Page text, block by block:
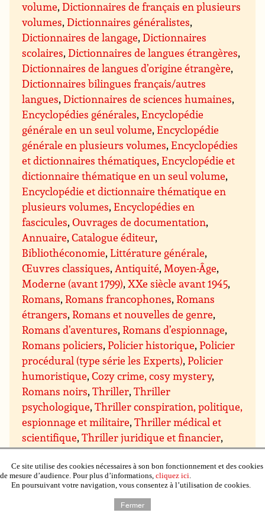
volume,Dictionnaires de français en plusieurs
volumes,Dictionnaires généralistes,
Dictionnaires de langage,Dictionnaires
scolaires,Dictionnaires de langues étrangères,
Dictionnaires de langues d’origine étrangère,
Dictionnaires bilingues français/autres
langues,Dictionnaires de sciences humaines,
Encyclopédies générales,Encyclopédie
générale en un seul volume,Encyclopédie
générale en plusieurs volumes,Encyclopédies
et dictionnaires thématiques,Encyclopédie et
dictionnaire thématique en un seul volume,
Encyclopédie et dictionnaire thématique en
plusieurs volumes,Encyclopédies en
fascicules,Ouvrages de documentation,
Annuaire,Catalogue éditeur,
Bibliothéconomie,Littérature générale,
Œuvres classiques, Antiquité, Moyen-Âge,
Moderne (avant 1799),XXe siècle avant 1945,
Romans,Romans francophones,Romans
étrangers,Romans et nouvelles de genre,
Romans d’aventures,Romans d’espionnage,
Romans policiers,Policier historique,Policier
procédural (type série les Experts),Policier
humoristique,Cozy crime, cosy mystery,
Romans noirs,Thriller,Thriller
psychologique,Thriller conspiration, politique,
espionnage et militaire,Thriller médical et
scientifique,Thriller juridique et financier,
Thriller ésotérique,Romans d’amour, romans
sentimentaux,Sentimental contemporain,
Sentimental suspens,Sentimental historique,
Sentimental paranormal, bit-lit
Ce site utilise des cookies nécessaires à son bon fonctionnement et des cookies
de mesure d’audience. Pour plus d’informations, cliquez ici.
En poursuivant votre navigation, vous consentez à l’utilisation de cookies.
Fermer